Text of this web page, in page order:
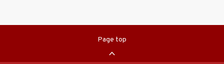
Page top